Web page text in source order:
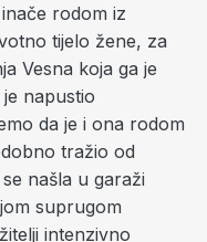
rodom iz
tijelo žene, za
Vesna koja ga je
napustio
da je i ona rodom
tražio od
našla u garaži
suprugom
intenzivno